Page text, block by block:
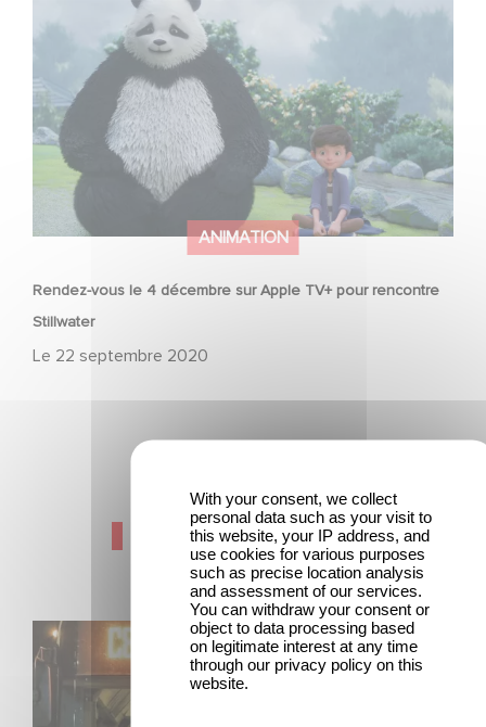
ANIMATION
Rendez-vous le 4 décembre sur Apple TV+ pour rencontre
Stillwater
Le 22 septembre 2020
Rendez-vous le 4 décembre sur Apple TV+ pour
rencontre Stillwater
Dernières actualités
Une date de sortie pour le nouveau film de Franck
Dubosc
With your consent, we collect
personal data such as your visit to
this website, your IP address, and
use cookies for various purposes
such as precise location analysis
and assessment of our services.
You can withdraw your consent or
object to data processing based
on legitimate interest at any time
through our privacy policy on this
website.